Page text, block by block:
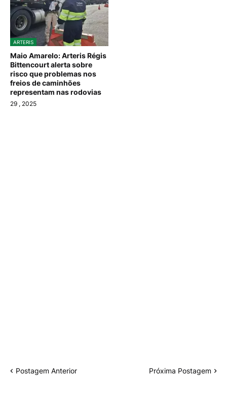
ARTERIS
Maio Amarelo: Arteris Régis
Bittencourt alerta sobre
risco que problemas nos
freios de caminhões
representam nas rodovias
29 , 2025
Postagem Anterior Próxima Postagem